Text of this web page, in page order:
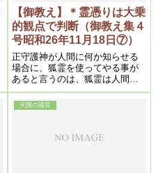
【御教え】＊霊憑りは大乗
的観点で判断（御教え集４
号昭和26年11月18日⑦）
正守護神が人間に何か知らせる
場合に、狐霊を使ってやる事が
あると言うのは、狐霊は人間に
喋ったりする事が、非常にうま
いので、そう言う場合に正守護
神が狐霊を使うと狐霊が憑って
じたままを言えば良いが、狐は
天国の福音